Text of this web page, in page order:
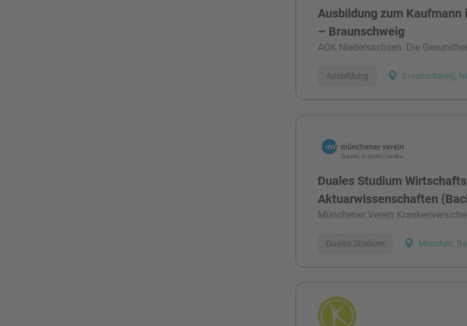
Ausbildung zum
– Braunschweig
AOK Niedersachsen. Die
Braunschweig,
Ausbildung
Duales Studium
Aktuarwissenschaften
Münchener Verein
München,
Duales Studium